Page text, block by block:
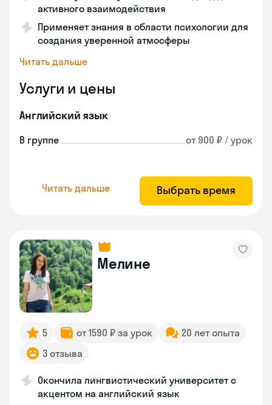
активного взаимодействия
Применяет знания в области психологии для
создания уверенной атмосферы
Читать дальше
Услуги и цены
Английский язык
В группе от 900 ₽ / урок
Читать дальше Выбрать время
Мелине
5 от 1590 ₽ за урок
20 лет опыта
3 отзыва
Окончила лингвистический университет с
акцентом на английский язык